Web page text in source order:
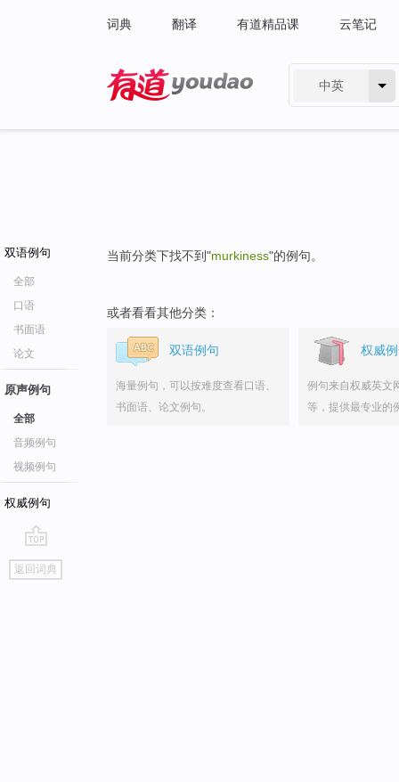
词典 翻译 有道精品课 云笔记
中英
双语例句
全部
口语
书面语
论文
原声例句
全部
音频例句
视频例句
权威例句
go
top
返回词典
当前分类下找不到"murkiness"的例句。
或者看看其他分类：
双语例句
海量例句，可以按难度查看口语、
书面语、论文例句。
权威
例句来自权威英文
等，提供最专业的